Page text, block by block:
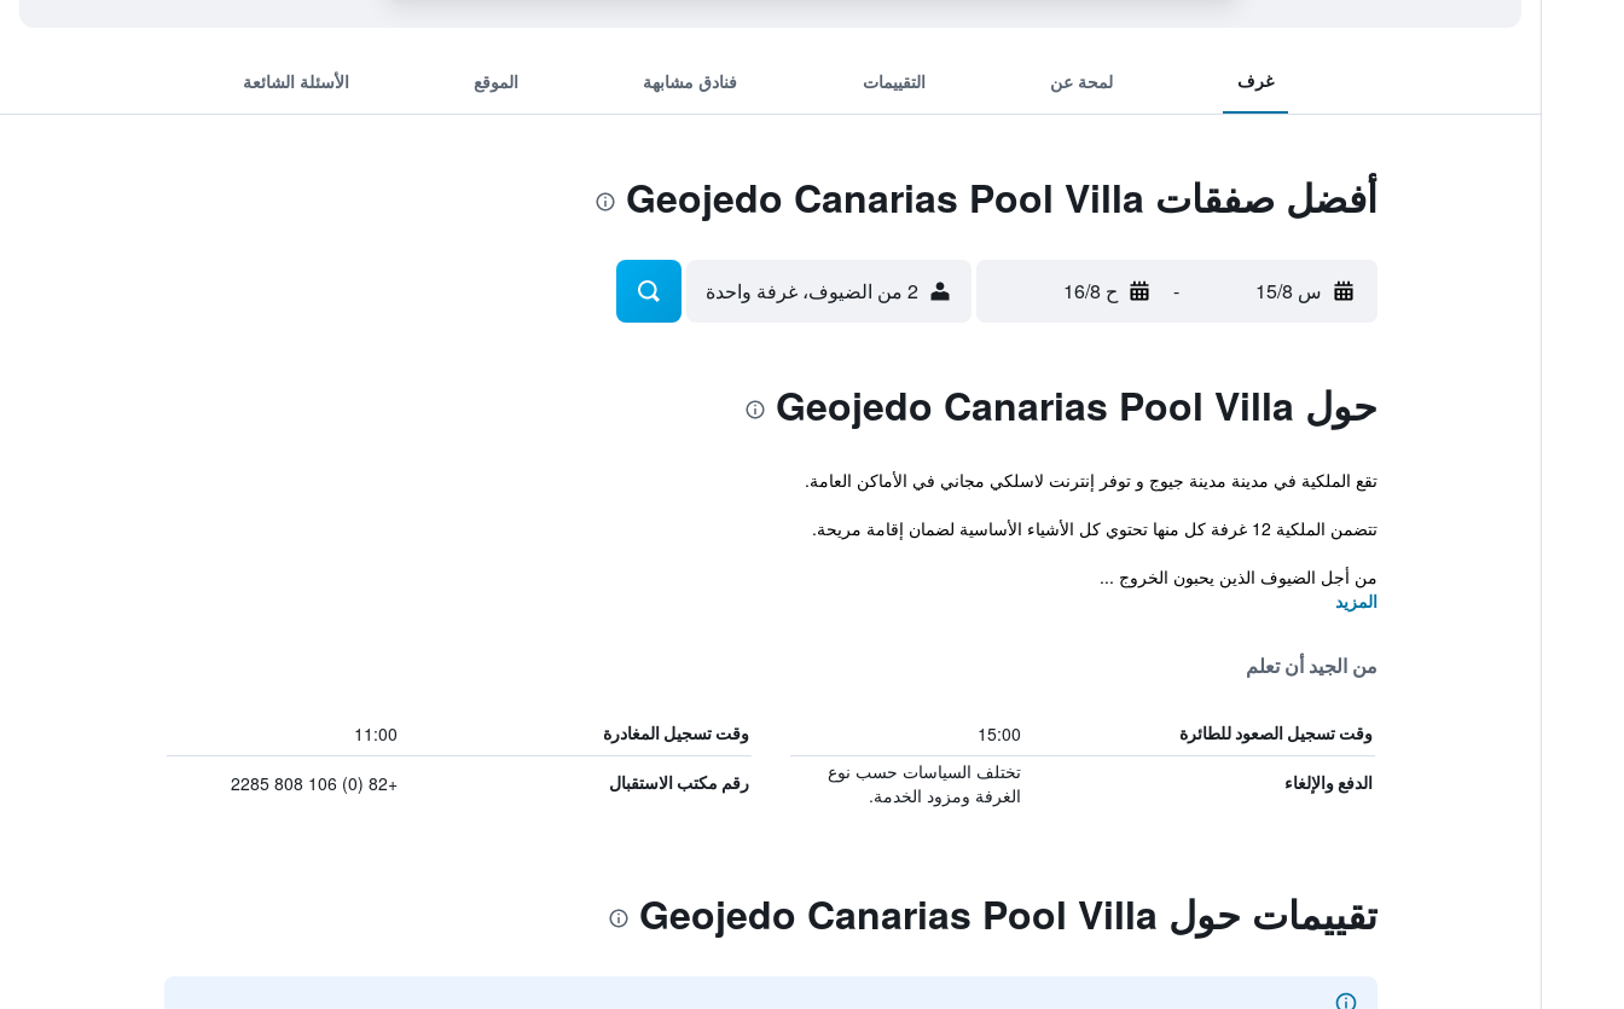
غرف لمحة عن التقييمات فنادق مشابهة الموقع الأسئلة الشائعة
أفضل صفقات Geojedo Canarias Pool Villa
س 15/8 - ح 16/8 2 من الضيوف، غرفة واحدة
حول Geojedo Canarias Pool Villa
تقع الملكية في مدينة مدينة جيوج و توفر إنترنت لاسلكي مجاني في الأماكن العامة.
تتضمن الملكية 12 غرفة كل منها تحتوي كل الأشياء الأساسية لضمان إقامة مريحة.
من أجل الضيوف الذين يحبون الخروج ...
المزيد
من الجيد أن تعلم
وقت تسجيل الصعود للطائرة 15:00 وقت تسجيل المغادرة 11:00
الدفع والإلغاء
تختلف السياسات حسب نوع
الغرفة ومزود الخدمة.
رقم مكتب الاستقبال +82 (0) 106 808 2285
تقييمات حول Geojedo Canarias Pool Villa